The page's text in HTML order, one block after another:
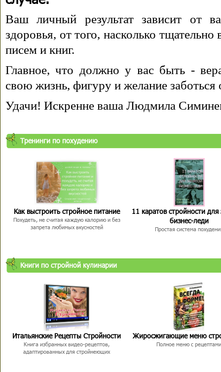
Ваш личный результат зависит от
здоровья, от того, насколько
писем и книг.
Главное, что должно у вас быть -
свою жизнь, фигуру и желание заботься
Удачи! Искренне ваша Людмила
Тренинги по похудению
Как выстроить стройное питание
Похудеть, не считая каждую калорию и без
запрета любимых вкусностей
11 каратов стройности для
бизнес-леди
Простая система
Книги по стройной кулинарии
Итальянские Рецепты Стройности
Книга избранных видео-рецептов,
адаптированных для стройнеющих
Жиросжигающие меню
Полное меню с рецептами